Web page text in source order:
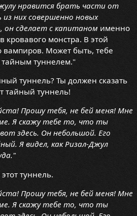
нравится брать части от
них совершенно новых
сделает с капитаномименно
кровавого монстра. В этой
Может быть, тебе
тайным туннелем."
туннель? Ты должен сказать
тайный туннель!
Прошу тебя, не бей меня! Мне
Я скажу тебе то, что ты
здесь. Он небольшой. Его
Я видел, как Ризал-Джул
туннель.
Прошу тебя, не бей меня! Мне
Я скажу тебе то, что ты